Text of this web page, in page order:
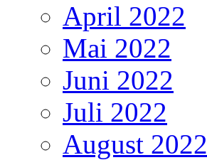
April 2022
Mai 2022
Juni 2022
Juli 2022
August 2022